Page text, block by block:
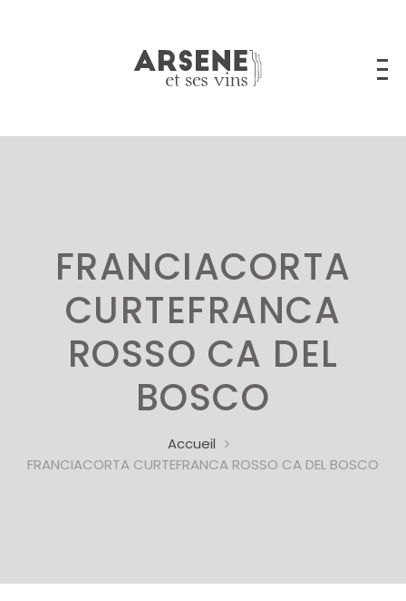
FRANCIACORTA
CURTEFRANCA
ROSSO CA DEL
BOSCO
Accueil
FRANCIACORTA CURTEFRANCA ROSSO CA DEL BOSCO